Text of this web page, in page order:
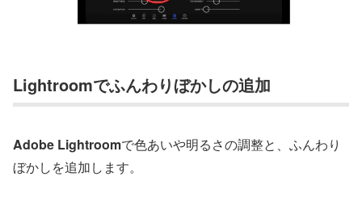
Lightroomでふんわりぼかしの追加
Adobe Lightroomで色あいや明るさの調整と、ふんわり
ぼかしを追加します。